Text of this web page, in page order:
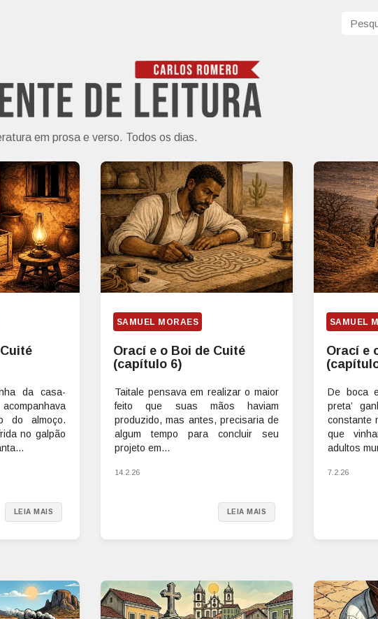
em prosa e verso. Todos os dias.
da casa-
do almoço.
no galpão
LEIA MAIS
SAMUEL MORAES
Orací e o Boi de Cuité
(capítulo 6)
Taitale pensava em realizar o maior
feito que suas mãos haviam
produzido, mas antes, precisaria de
algum tempo para concluir seu
projeto em...
LEIA MAIS
14.2.26
SAMUEL
Orací e
De boca
preta’
constante
que
adultos
7.2.26